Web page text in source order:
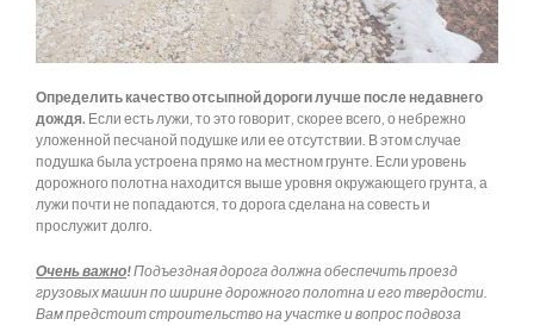
Определить качество отсыпной дороги лучше после недавнего
дождя. Если есть лужи, то это говорит, скорее всего, о небрежно
уложенной песчаной подушке или ее отсутствии. В этом случае
подушка была устроена прямо на местном грунте. Если уровень
дорожного полотна находится выше уровня окружающего грунта, а
лужи почти не попадаются, то дорога сделана на совесть и
прослужит долго.
Очень важно!Подъездная дорога должна обеспечить проезд
грузовых машин по ширине дорожного полотна и его твердости.
Вам предстоит строительство на участке и вопрос подвоза